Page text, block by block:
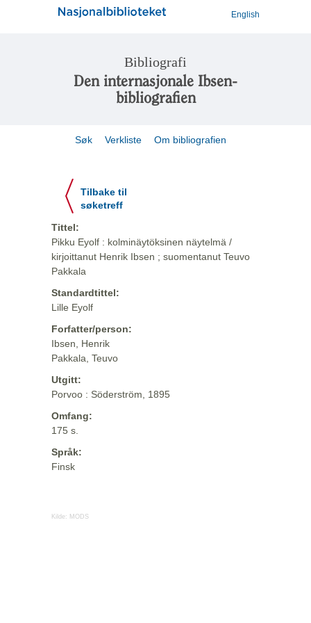
English
Bibliografi
Den internasjonale Ibsen-
bibliografien
Søk Verkliste Om bibliografien
Tilbake til
søketreff
Tittel:
Pikku Eyolf : kolminäytöksinen näytelmä /
kirjoittanut Henrik Ibsen ; suomentanut Teuvo
Pakkala
Standardtittel:
Lille Eyolf
Forfatter/person:
Ibsen, Henrik
Pakkala, Teuvo
Utgitt:
Porvoo : Söderström, 1895
Omfang:
175 s.
Språk:
Finsk
Kilde: MODS